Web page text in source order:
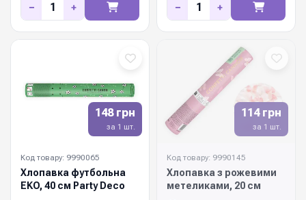
− + − +
148 грн
за 1 шт.
Код товару: 9990065
Хлопавка футбольна
EKO, 40 см Party Deco
114 грн
за 1 шт.
Код товару: 9990145
Хлопавка з рожевими
метеликами, 20 см